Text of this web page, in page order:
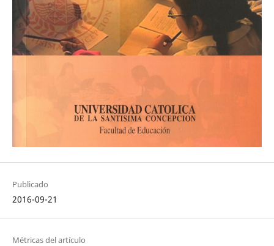
Publicado
2016-09-21
Métricas del artículo